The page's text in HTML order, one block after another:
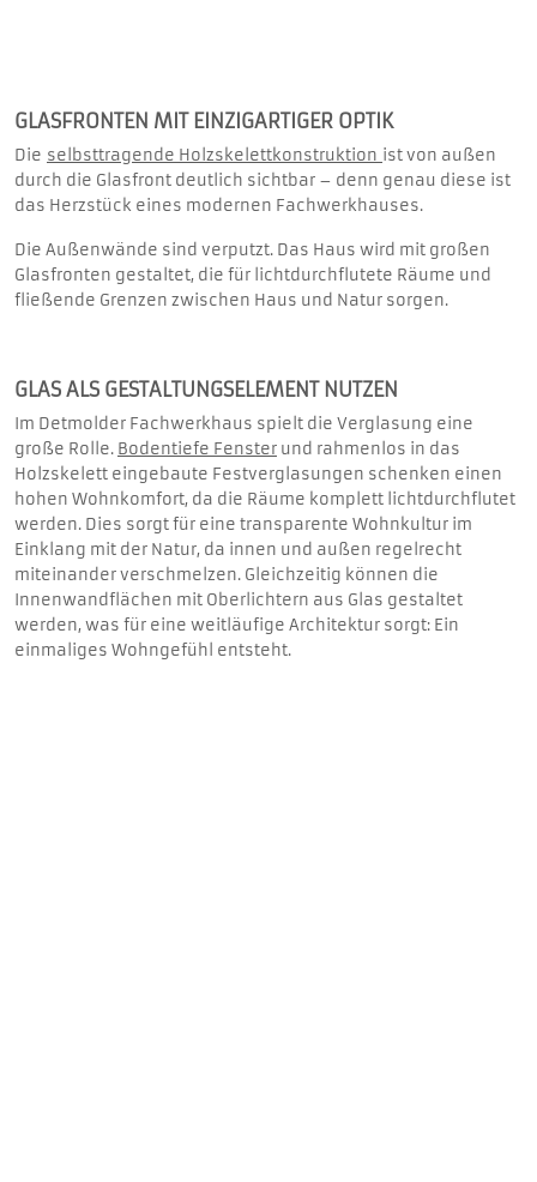
GLASFRONTEN MIT EINZIGARTIGER OPTIK
Die selbsttragende Holzskelettkonstruktion ist von außen
durch die Glasfront deutlich sichtbar – denn genau diese ist
das Herzstück eines modernen Fachwerkhauses.
Die Außenwände sind verputzt. Das Haus wird mit großen
Glasfronten gestaltet, die für lichtdurchflutete Räume und
fließende Grenzen zwischen Haus und Natur sorgen.
GLAS ALS GESTALTUNGSELEMENT NUTZEN
Im Detmolder Fachwerkhaus spielt die Verglasung eine
große Rolle. Bodentiefe Fenster und rahmenlos in das
Holzskelett eingebaute Festverglasungen schenken einen
hohen Wohnkomfort, da die Räume komplett lichtdurchflutet
werden. Dies sorgt für eine transparente Wohnkultur im
Einklang mit der Natur, da innen und außen regelrecht
miteinander verschmelzen. Gleichzeitig können die
Innenwandflächen mit Oberlichtern aus Glas gestaltet
werden, was für eine weitläufige Architektur sorgt: Ein
einmaliges Wohngefühl entsteht.